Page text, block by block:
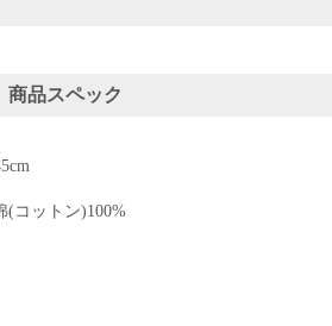
商品スペック
(コットン)100%